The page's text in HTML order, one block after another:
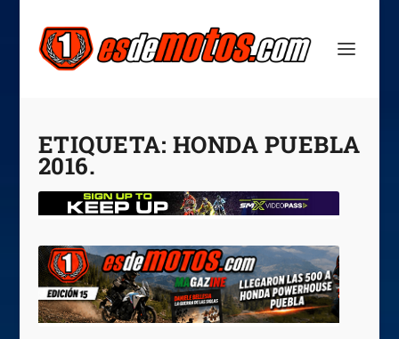
ETIQUETA: HONDA PUEBLA
2016.